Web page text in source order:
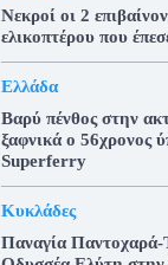
Νεκροί οι 2
ελικοπτέρου που
Ελλάδα
Βαρύ πένθος στην
ξαφνικά ο 56χρονος
Superferry
Κυκλάδες
Παναγία Παντοχαρά-